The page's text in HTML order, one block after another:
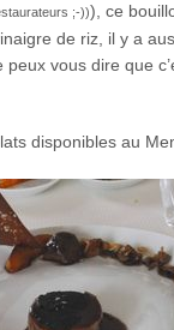
;-))), ce
de riz, il y a
vous dire que
disponibles au